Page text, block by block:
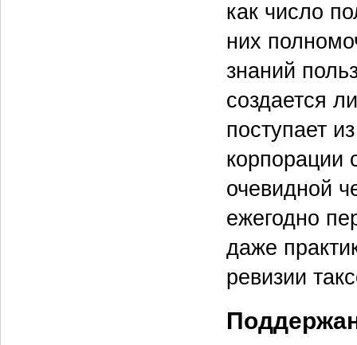
как число
них
знаний
создается
поступает
корпорации
очевидной
ежегодно
даже
ревизии